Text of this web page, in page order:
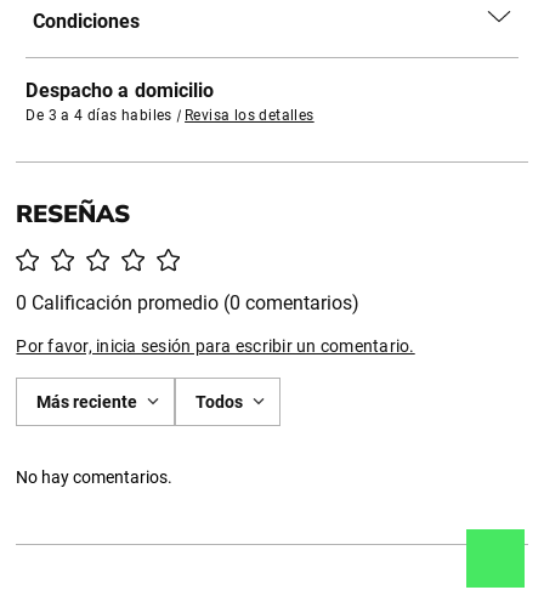
Condiciones
Despacho a domicilio
De 3 a 4 días habiles | Revisa los detalles
0 Calificación promedio (0 comentarios)
Por favor, inicia sesión para escribir un comentario.
Más reciente Todos
No hay comentarios.